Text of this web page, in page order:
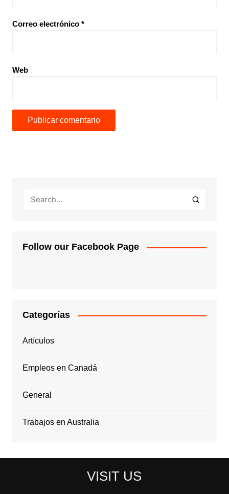
Correo electrónico *
Web
Follow our Facebook Page
Categorías
Artículos
Empleos en Canadá
General
Trabajos en Australia
VISIT US